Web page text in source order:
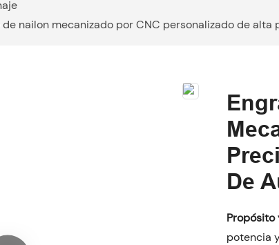
nailon mecanizado por CNC personalizado de
De
Propósito
potencia